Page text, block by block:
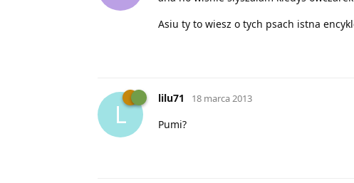
Asiu ty to wiesz o tych psach istna
L
lilu71 18 marca 2013
Pumi?